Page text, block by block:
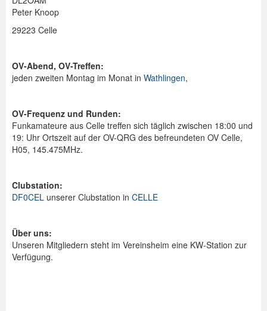
Relais
Downloads
Spenden
Login
Peter Knoop
29223 Celle
OV-Abend, OV-Treffen:
jeden zweiten Montag im Monat in Wathlingen,
OV-Frequenz und Runden:
Funkamateure aus Celle treffen sich täglich zwischen 18:00 und
19: Uhr Ortszeit auf der OV-QRG des befreundeten OV Celle,
H05, 145.475MHz.
Clubstation:
DF0CEL unserer Clubstation in CELLE
Über uns:
Unseren Mitgliedern steht im Vereinsheim eine KW-Station zur
Verfügung.